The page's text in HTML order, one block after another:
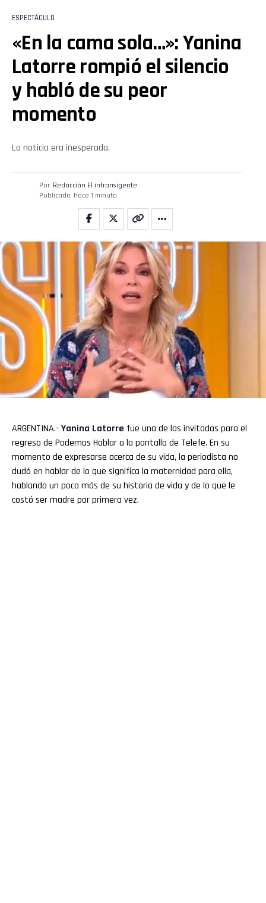
ESPECTÁCULO
«En la cama sola…»: Yanina
Latorre rompió el silencio
y habló de su peor
momento
La noticia era inesperada.
Por Redacción El intransigente
Publicado hace 1 minuto
ARGENTINA.-Yanina Latorre fue una de las invitadas para el
regreso de Podemos Hablar a la pantalla de Telefe. En su
momento de expresarse acerca de su vida, la periodista no
dudó en hablar de lo que significa la maternidad para ella,
hablando un poco más de su historia de vida y de lo que le
costó ser madre por primera vez.
Flipboard
Email